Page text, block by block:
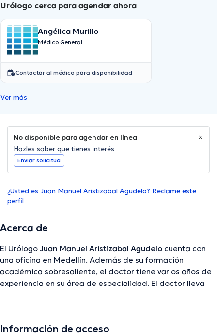
Urólogo cerca para agendar ahora
Angélica Murillo
Médico General
Contactar al médico para disponibilidad
Ver más
No disponible para agendar en línea
Hazles saber que tienes interés
Enviar solicitud
¿Usted es Juan Manuel Aristizabal Agudelo? Reclame este
perfil
Acerca de
El Urólogo Juan Manuel Aristizabal Agudelo cuenta con
una oficina en Medellín. Además de su formación
académica sobresaliente, el doctor tiene varios años de
experiencia en su área de especialidad. El doctor lleva
Aristizabal Agudelo ha cooperado en innumerables
Información de acceso